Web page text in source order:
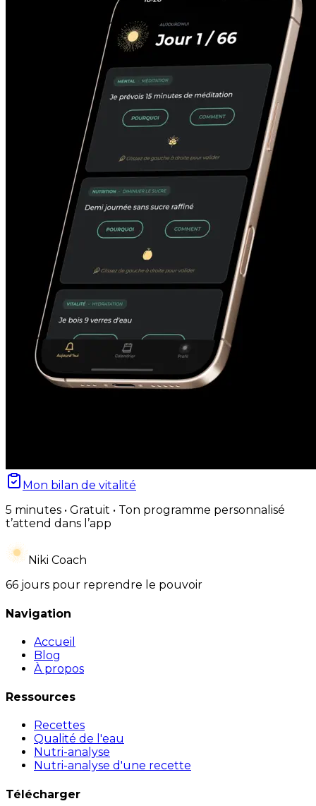
Mon bilan de vitalité
5 minutes • Gratuit • Ton programme personnalisé
t’attend dans l’app
Niki Coach
66 jours pour reprendre le pouvoir
Navigation
Accueil
Blog
À propos
Ressources
Recettes
Qualité de l'eau
Nutri-analyse
Nutri-analyse d'une recette
Télécharger